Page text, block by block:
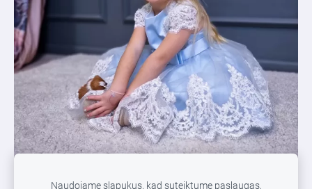
Naudojame slapukus, kad suteiktume paslaugas,